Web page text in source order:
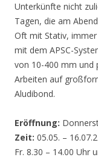
Unterkünfte nicht
Tagen, die am
Oft mit Stativ,
mit dem APSC-
von 10-400 mm und
Arbeiten auf
Aludibond.
Eröffnung:
Zeit: 05.05. –
Fr. 8.30 – 14.00 Uhr